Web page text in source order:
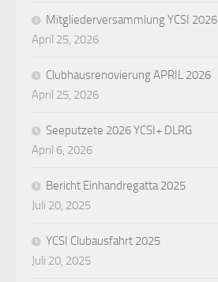
Mitgliederversammlung YCSI 2026
April 25, 2026
Clubhausrenovierung APRIL 2026
April 25, 2026
Seeputzete 2026 YCSI+ DLRG
April 6, 2026
Bericht Einhandregatta 2025
Juli 20, 2025
YCSI Clubausfahrt 2025
Juli 20, 2025